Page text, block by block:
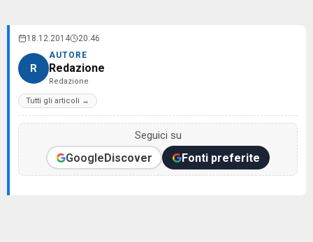
18.12.2014 20:46
R
AUTORE
Redazione
Redazione
Tutti gli articoli →
Seguici su
GoogleDiscover Fonti preferite